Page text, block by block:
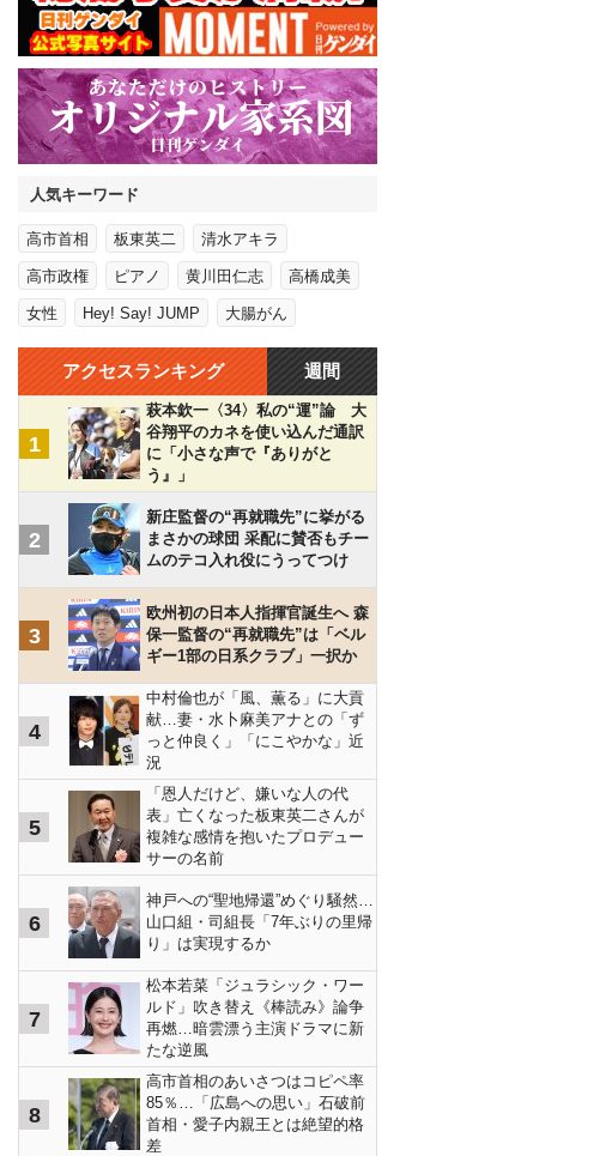
人気キーワード
高市首相 板東英二 清水アキラ
高市政権 ピアノ 黄川田仁志 高橋成美
女性 Hey! Say! JUMP 大腸がん
アクセスランキング 週間
1
萩本欽一〈34〉私の“運”論 大
谷翔平のカネを使い込んだ通訳
に「小さな声で『ありがと
う』」
2
新庄監督の“再就職先”に挙がる
まさかの球団 采配に賛否もチー
ムのテコ入れ役にうってつけ
3
欧州初の日本人指揮官誕生へ 森
保一監督の“再就職先”は「ベル
ギー1部の日系クラブ」一択か
4
中村倫也が「風、薫る」に大貢
献…妻・水卜麻美アナとの「ず
っと仲良く」「にこやかな」近
況
5
「恩人だけど、嫌いな人の代
表」亡くなった板東英二さんが
複雑な感情を抱いたプロデュー
サーの名前
6
神戸への“聖地帰還”めぐり騒然…
山口組・司組長「7年ぶりの里帰
り」は実現するか
7
松本若菜「ジュラシック・ワー
ルド」吹き替え《棒読み》論争
再燃…暗雲漂う主演ドラマに新
たな逆風
8
高市首相のあいさつはコピペ率
85％…「広島への思い」石破前
首相・愛子内親王とは絶望的格
差